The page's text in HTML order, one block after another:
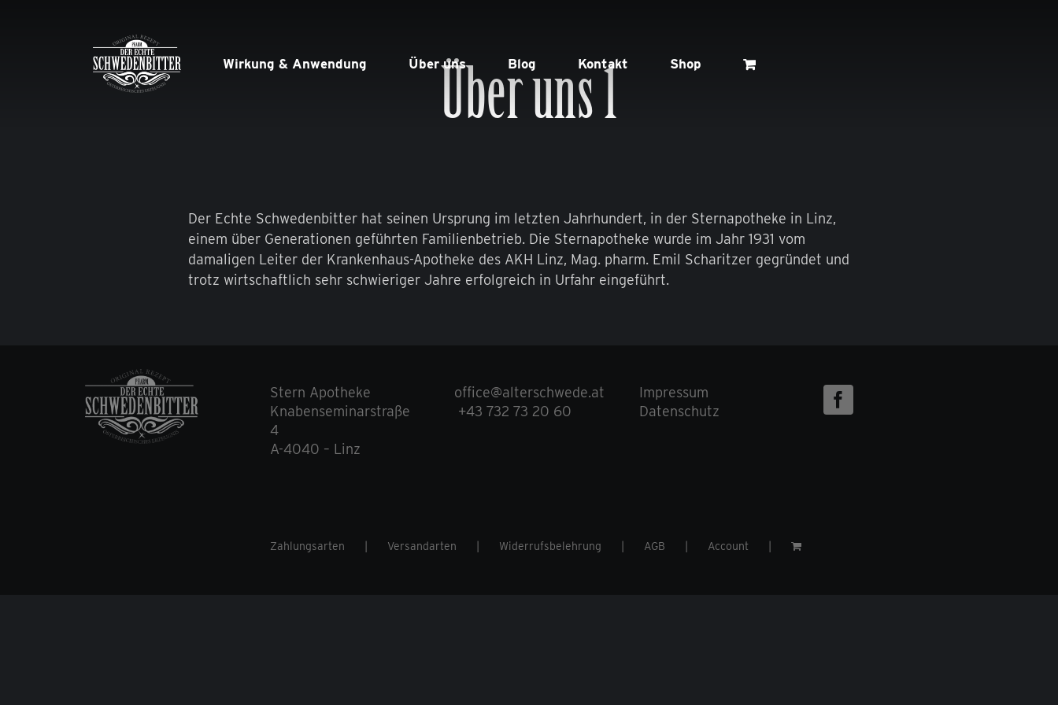
Wirkung & Anwendung Über uns Blog Kontakt Shop
Über uns 1
Der Echte Schwedenbitter hat seinen Ursprung im letzten Jahrhundert, in der Sternapotheke in Linz,
einem über Generationen geführten Familienbetrieb. Die Sternapotheke wurde im Jahr 1931 vom
damaligen Leiter der Krankenhaus-Apotheke des AKH Linz, Mag. pharm. Emil Scharitzer gegründet und
trotz wirtschaftlich sehr schwieriger Jahre erfolgreich in Urfahr eingeführt.
Stern Apotheke
Knabenseminarstraße
4
A-4040 – Linz
office@alterschwede.at
+43 732 73 20 60
Impressum
Datenschutz
Zahlungsarten Versandarten Widerrufsbelehrung AGB Account